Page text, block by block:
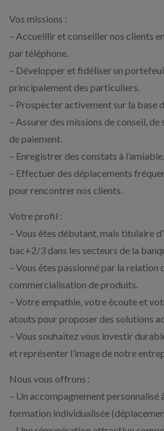
Vos missions :
– Accueillir et conseiller nos clients
par téléphone.
– Développer et fidéliser un
principalement des particuliers.
– Prospecter activement sur la base
– Assurer des missions de conseil, de
de paiement.
– Enregistrer des constats à l’amiable.
– Effectuer des déplacements
pour rencontrer nos clients.
Votre profil :
– Vous êtes débutant, mais titulaire
bac+2/3 dans les secteurs de la
– Vous êtes passionné par la relation
commercialisation de produits.
– Votre empathie, votre écoute et
atouts pour proposer des solutions
– Vous souhaitez vous investir
et représenter l’image de notre
Nous vous offrons :
– Un accompagnement personnalisé
formation individualisée